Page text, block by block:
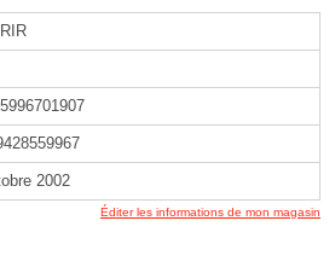
2002
Éditer les informations de mon magasin